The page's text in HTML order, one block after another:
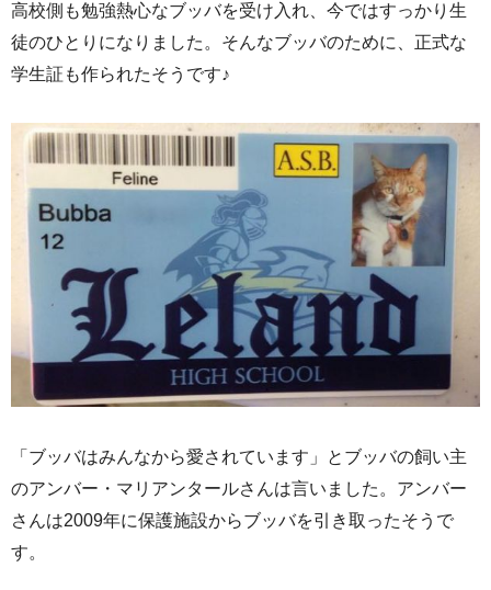
高校側も勉強熱心なブッバを受け入れ、今ではすっかり生
徒のひとりになりました。そんなブッバのために、正式な
学生証も作られたそうです♪
「ブッバはみんなから愛されています」とブッバの飼い主
のアンバー・マリアンタールさんは言いました。アンバー
さんは2009年に保護施設からブッバを引き取ったそうで
す。